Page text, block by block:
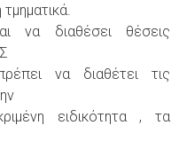
να διαθέσει θέσεις
να διαθέτει τις
ειδικότητα , τα